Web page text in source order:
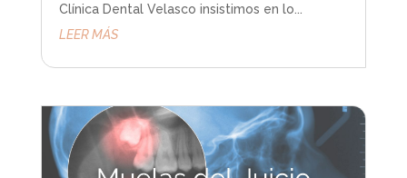
Clínica Dental Velasco insistimos en lo...
LEER MÁS